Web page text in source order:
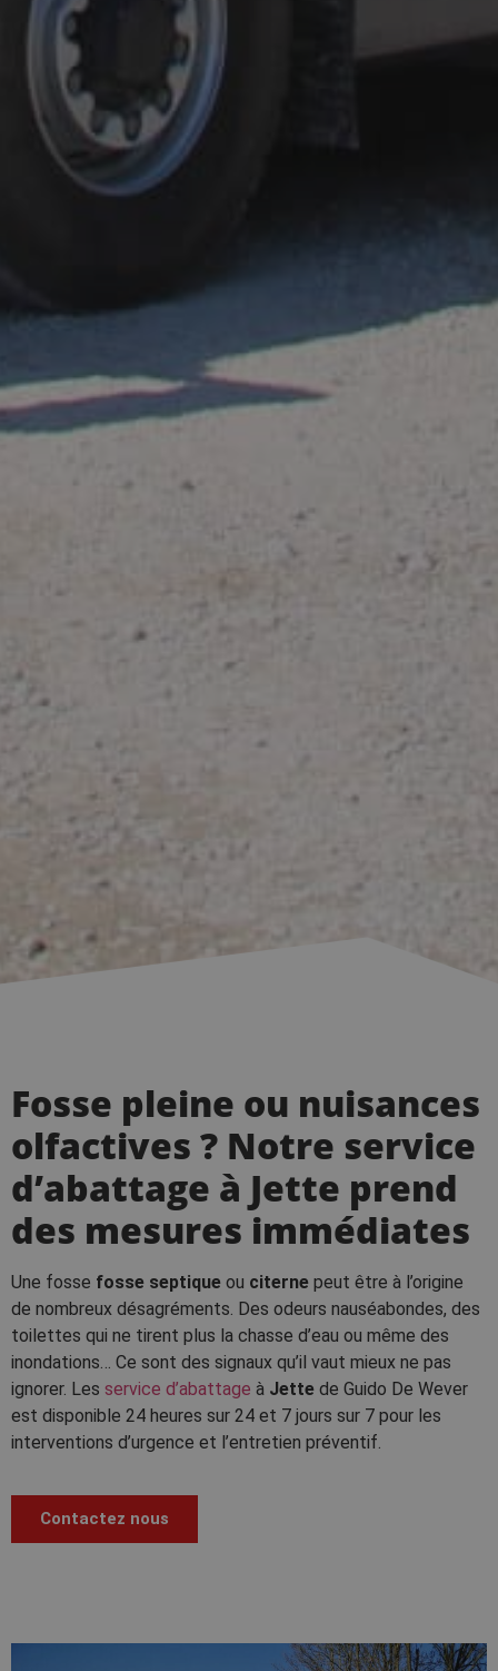
Fosse pleine ou nuisances
olfactives ? Notre service
d’abattage à Jette prend
des mesures immédiates
Une fosse fosse septique ou citerne peut être à l’origine
de nombreux désagréments. Des odeurs nauséabondes, des
toilettes qui ne tirent plus la chasse d’eau ou même des
inondations… Ce sont des signaux qu’il vaut mieux ne pas
ignorer. Les service d’abattage à Jette de Guido De Wever
est disponible 24 heures sur 24 et 7 jours sur 7 pour les
interventions d’urgence et l’entretien préventif.
Contactez nous